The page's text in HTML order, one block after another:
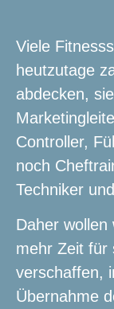
Viele
heutzutage
abdecken,
Controller,
noch
Techniker
Daher wollen
mehr Zeit für
verschaffen,
Übernahme